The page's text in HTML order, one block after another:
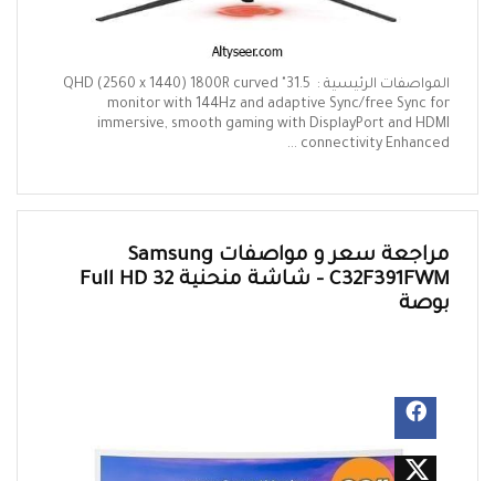
المواصفات الرئيسية : 31.5" QHD (2560 x 1440) 1800R curved
monitor with 144Hz and adaptive Sync/free Sync for
immersive, smooth gaming with DisplayPort and HDMI
connectivity Enhanced ...
مراجعة سعر و مواصفات Samsung
C32F391FWM – شاشة منحنية Full HD 32
بوصة